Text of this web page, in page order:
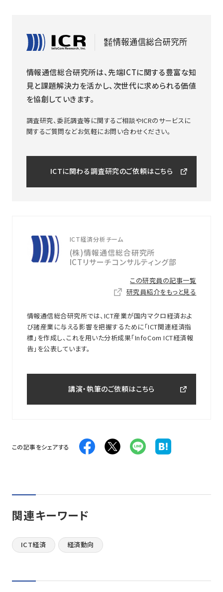
情報通信総合研究所は、先端ICTに関する豊富な知
見と課題解決力を活かし、次世代に求められる価値
を協創していきます。
調査研究、委託調査等に関するご相談やICRのサービスに
関するご質問などお気軽にお問い合わせください。
ICTに関わる調査研究のご依頼はこちら
ICT経済分析チーム
(株)情報通信総合研究所
ICTリサーチコンサルティング部
この研究員の記事一覧
研究員紹介をもっと見る
情報通信総合研究所では、ICT産業が国内マクロ経済およ
び諸産業に与える影響を把握するために「ICT関連経済指
標」を作成し、これを用いた分析成果「InfoCom ICT経済報
告」を公表しています。
講演・執筆のご依頼はこちら
この記事をシェアする
関連キーワード
ICT経済 経済動向